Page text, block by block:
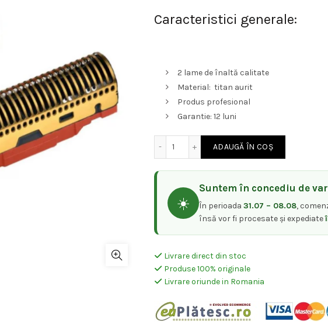
Caracteristici generale:
2 lame de înaltă calitate
Material: titan aurit
Produs profesional
Garantie: 12 luni
Cantitate Set lame FORGET RED pentru
ADAUGĂ ÎN COȘ
☀️
Suntem în concediu de
În perioada 31.07 – 08.08,
însă vor fi procesate și expediate
Livrare direct din stoc
Produse 100% originale
Livrare oriunde in Romania